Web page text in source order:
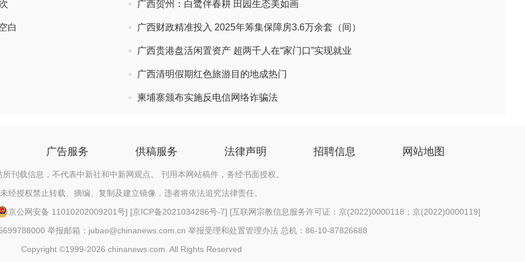
广西贺州：白鹭伴春耕 田园生态美如画
白 广西财政精准投入 2025年筹集保障房3.6万余套（间）
广西贵港盘活闲置资产 超两千人在“家门口”实现就业
广西清明假期红色旅游目的地成热门
柬埔寨颁布实施反电信网络诈骗法
广告服务 供稿服务 法律声明 招聘信息 网站地图
所刊载信息，不代表中新社和中新网观点。 刊用本网站稿件，务经书面授权。
未经授权禁止转载、摘编、复制及建立镜像，违者将依法追究法律责任。
京公网安备 11010202009201号] [京ICP备2021034286号-7] [互联网宗教信息服务许可证：京(2022)0000118；京(2022)0000119]
举报邮箱：jubao@chinanews.com.cn 举报受理和处置管理办法 总机：86-10-87826688
Copyright ©1999-2026 chinanews.com. All Rights Reserved